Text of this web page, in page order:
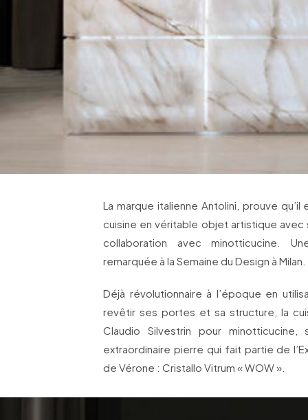
La marque italienne Antolini, prouve
cuisine en véritable objet artistique
collaboration avec minotticucine.
remarquée à la Semaine du Design à Milan.
Déjà révolutionnaire à l’époque en
revêtir ses portes et sa structure, la
Claudio Silvestrin pour minotticucine,
extraordinaire pierre qui fait partie de
de Vérone : Cristallo Vitrum « WOW ».